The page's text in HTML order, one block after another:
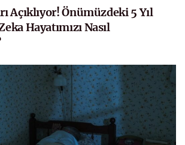
Açıklıyor! Önümüzdeki 5 Yıl
Hayatımızı Nasıl